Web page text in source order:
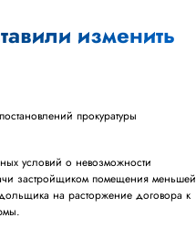
изменить
прокуратуры
условий о невозможности
застройщиком помещения меньшей
на расторжение договора к